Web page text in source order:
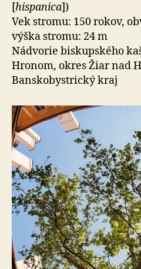
[hispanica])
Vek stromu: 150 rokov,
výška stromu: 24 m
Nádvorie biskupského
Hronom, okres Žiar nad
Banskobystrický kraj